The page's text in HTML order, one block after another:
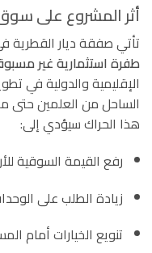
أثر المشروع على
تأتي صفقة ديار
طفرة استثمارية غير
الإقليمية والدولية في
الساحل من العلمين حتى
هذا الحراك سيؤدي إلى:
رفع القيمة السوقية
زيادة الطلب على
تنويع الخيارات أمام